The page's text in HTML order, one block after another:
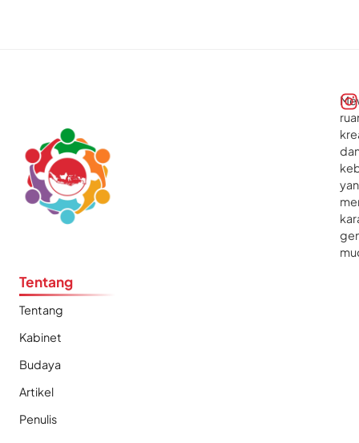
Tentang
Tentang
Kabinet
Budaya
Artikel
Penulis